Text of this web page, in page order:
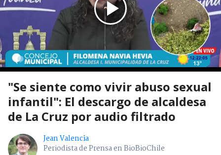
"Se siente como vivir abuso sexual
infantil": El descargo de alcaldesa
de La Cruz por audio filtrado
Jean Valencia
Periodista de Prensa en BioBioChile